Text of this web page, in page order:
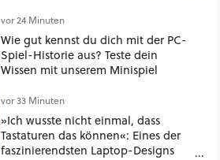
vor 24 Minuten
Wie gut kennst du dich mit der PC-
Spiel-Historie aus? Teste dein
Wissen mit unserem Minispiel
vor 33 Minuten
»Ich wusste nicht einmal, dass
Tastaturen das können«: Eines der
faszinierendsten Laptop-Designs